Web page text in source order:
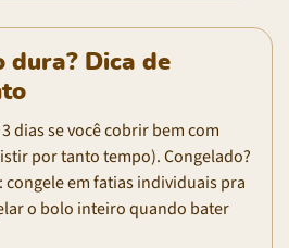
dura? Dica de
dias se você cobrir bem com
por tanto tempo). Congelado?
congele em fatias individuais pra
o bolo inteiro quando bater